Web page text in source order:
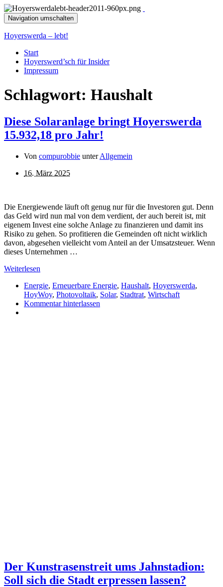
Navigation umschalten
Hoyerswerda – lebt!
Start
Hoyerswerd’sch für Insider
Impressum
Schlagwort: Haushalt
Diese Solaranlage bringt Hoyerswerda
15.932,18 pro Jahr!
Von compurobbie unterAllgemein
16. März 2025
Die Energiewende läuft oft genug nur für die Investoren gut. Denn
das Geld wird nun mal von dem verdient, der auch bereit ist, mit
eigenem Invest eine solche Anlage zu finanzieren und damit ins
Risiko zu gehen. So profitieren die Gemeinden oft nicht wirklich
davon, abgesehen vielleicht vom Anteil an der Umsatzsteuer. Wenn
dieses Unternehmen …
Weiterlesen
Energie, Erneuerbare Energie, Haushalt, Hoyerswerda,
HoyWoy, Photovoltaik, Solar, Stadtrat, Wirtschaft
Kommentar hinterlassen
Der Kunstrasenstreit ums Jahnstadion:
Soll sich die Stadt erpressen lassen?